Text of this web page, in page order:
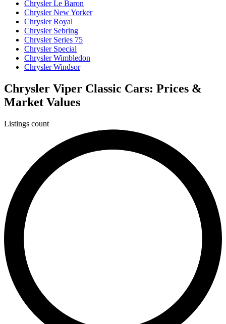
Chrysler Le Baron
Chrysler New Yorker
Chrysler Royal
Chrysler Sebring
Chrysler Series 75
Chrysler Special
Chrysler Wimbledon
Chrysler Windsor
Chrysler Viper Classic Cars: Prices &
Market Values
Listings count